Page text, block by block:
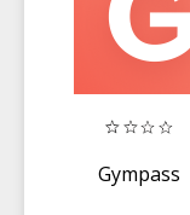
Gympass